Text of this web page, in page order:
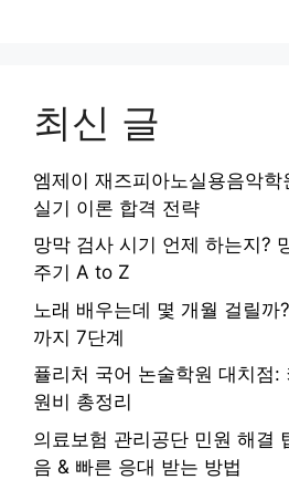
최신 글
엠제이 재즈피아노실용음악
실기 이론 합격 전략
망막 검사 시기 언제 하는지?
주기 A to Z
노래 배우는데 몇 개월 걸릴까
까지 7단계
퓰리처 국어 논술학원 대치점:
원비 총정리
의료보험 관리공단 민원 해결
음 & 빠른 응대 받는 방법